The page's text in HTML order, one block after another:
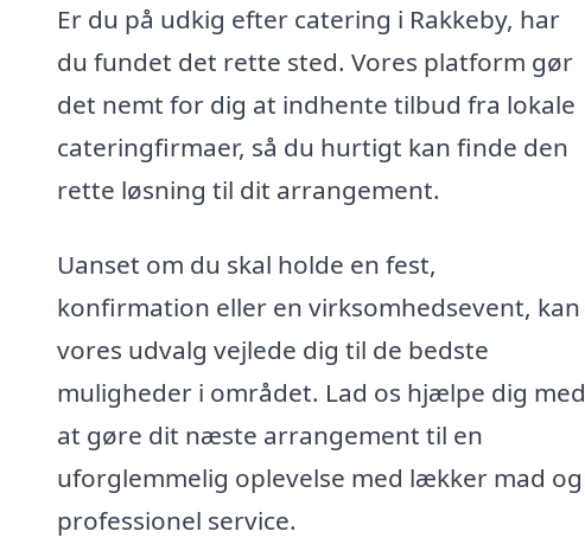
Er du på udkig efter catering i Rakkeby, har
du fundet det rette sted. Vores platform gør
det nemt for dig at indhente tilbud fra lokale
cateringfirmaer, så du hurtigt kan finde den
rette løsning til dit arrangement.
Uanset om du skal holde en fest,
konfirmation eller en virksomhedsevent, kan
vores udvalg vejlede dig til de bedste
muligheder i området. Lad os hjælpe dig med
at gøre dit næste arrangement til en
uforglemmelig oplevelse med lækker mad og
professionel service.